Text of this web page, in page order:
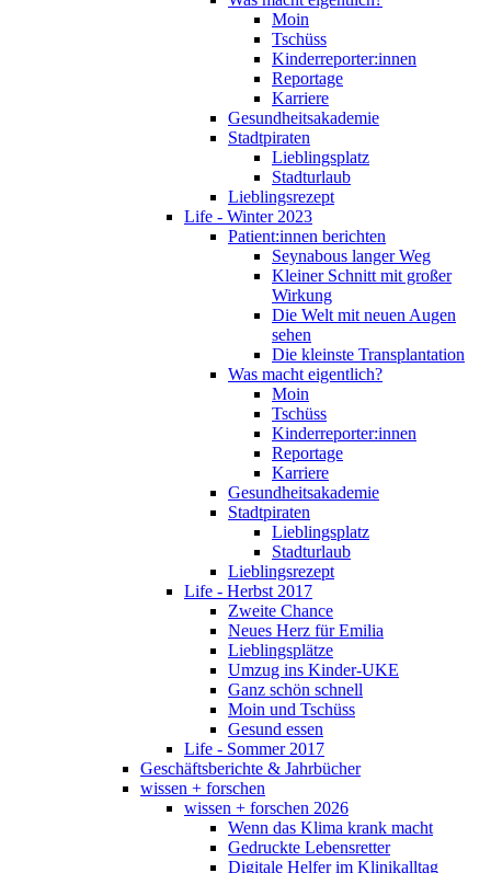
Moin
Tschüss
Kinderreporter:innen
Reportage
Karriere
Gesundheitsakademie
Stadtpiraten
Lieblingsplatz
Stadturlaub
Lieblingsrezept
Life - Winter 2023
Patient:innen berichten
Seynabous langer Weg
Kleiner Schnitt mit großer
Wirkung
Die Welt mit neuen Augen
sehen
Die kleinste Transplantation
Was macht eigentlich?
Moin
Tschüss
Kinderreporter:innen
Reportage
Karriere
Gesundheitsakademie
Stadtpiraten
Lieblingsplatz
Stadturlaub
Lieblingsrezept
Life - Herbst 2017
Zweite Chance
Neues Herz für Emilia
Lieblingsplätze
Umzug ins Kinder-UKE
Ganz schön schnell
Moin und Tschüss
Gesund essen
Life - Sommer 2017
Geschäftsberichte & Jahrbücher
wissen + forschen
wissen + forschen 2026
Wenn das Klima krank macht
Gedruckte Lebensretter
Digitale Helfer im Klinikalltag